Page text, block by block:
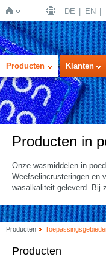
Home
DE EN
Producten Klanten
Producten in
Onze wasmiddelen in
Weefselincrusteringen en
wasalkaliteit geleverd. Bij
Producten
Producten